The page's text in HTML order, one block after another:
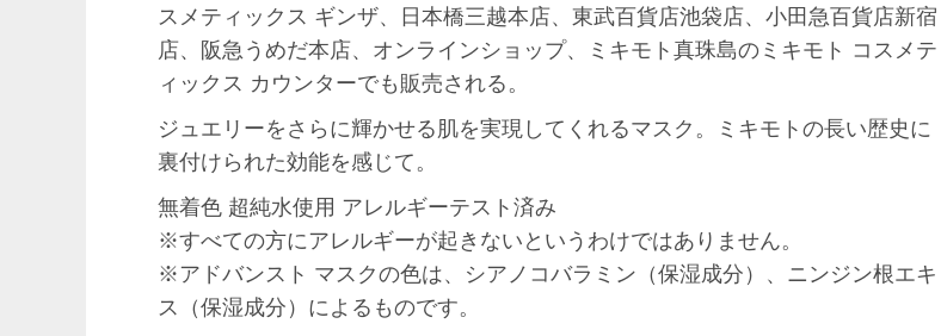
スメティックス ギンザ、日本橋三越本店、東武百貨店池袋店、小田急百貨店新宿
店、阪急うめだ本店、オンラインショップ、ミキモト真珠島のミキモト コスメテ
ィックス カウンターでも販売される。
ジュエリーをさらに輝かせる肌を実現してくれるマスク。ミキモトの長い歴史に
裏付けられた効能を感じて。
無着色 超純水使用 アレルギーテスト済み
※すべての方にアレルギーが起きないというわけではありません。
※アドバンスト マスクの色は、シアノコバラミン（保湿成分）、ニンジン根エキ
ス（保湿成分）によるものです。